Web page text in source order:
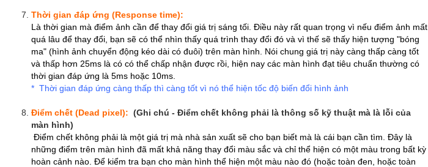
Thời gian đáp ứng (Response time):
Là thời gian mà điểm ảnh cần để thay đổi giá trị sáng tối. Điều này rất quan trọng vì nếu điểm ảnh mất
quá lâu để thay đổi, bạn sẽ có thể nhìn thấy quá trình thay đổi đó và vì thế sẽ thấy hiện tượng "bóng
ma" (hình ảnh chuyển động kéo dài có đuôi) trên màn hình. Nói chung giá trị này càng thấp càng tốt
và thấp hơn 25ms là có có thể chấp nhận được rồi, hiện nay các màn hình đạt tiêu chuẩn thường có
thời gian đáp ứng là 5ms hoặc 10ms.
* Thời gian đáp ứng càng thấp thì càng tốt vì nó thể hiện tốc độ biến đổi hình ảnh
Điểm chết (Dead pixel): (Ghi chú - Điểm chết không phải là thông số kỹ thuật mà là lỗi của
màn hình)
Điểm chết không phải là một giá trị mà nhà sản xuất sẽ cho bạn biết mà là cái bạn cần tìm. Đây là
những điểm trên màn hình đã mất khả năng thay đổi màu sắc và chỉ thể hiện có một màu trong bất kỳ
hoàn cảnh nào. Để kiểm tra bạn cho màn hình thể hiện một màu nào đó (hoặc toàn đen, hoặc toàn